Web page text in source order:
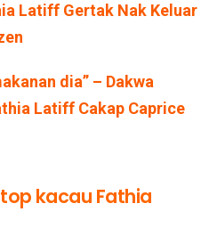
Latiff Gertak Nak Keluar
dia” – Dakwa
Latiff Cakap Caprice
kacau Fathia